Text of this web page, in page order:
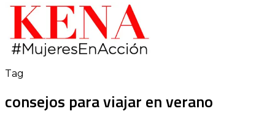
Tag
consejos para viajar en verano